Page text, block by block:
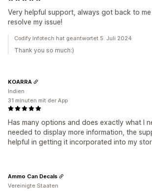
Very helpful support, always got back to
resolve my issue!
Codify Infotech hat geantwortet 5. Juli 2024
Thank you so much:)
Has many options and does exactly what I
needed to display more information, the
helpful in getting it incorporated into my
KOARRA
Indien
31 minuten mit der App
Ammo Can Decals
Vereinigte Staaten